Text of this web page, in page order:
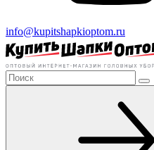
info@kupitshapkioptom.ru